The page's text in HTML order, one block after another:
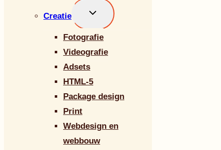
Creatie
Toggle
submenu
Fotografie
Videografie
Adsets
HTML-5
Package design
Print
Webdesign en
webbouw